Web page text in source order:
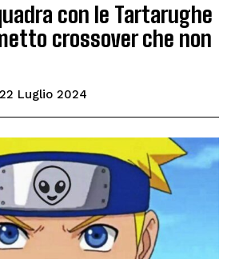
con le Tartarughe
crossover che non
22 Luglio 2024